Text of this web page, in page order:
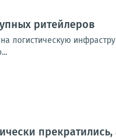
ритейлеров
логистическую